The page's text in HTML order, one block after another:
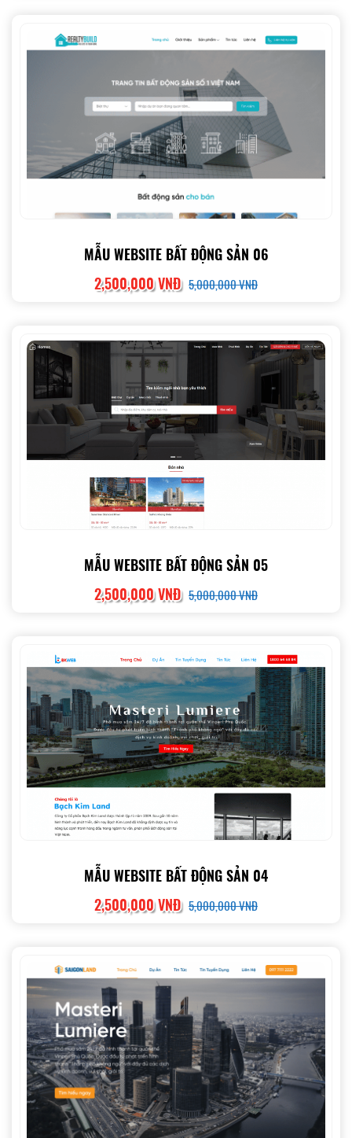
MẪU WEBSITE BẤT ĐỘNG SẢN 06
2,500,000 VNĐ 5,000,000 VNĐ
MẪU WEBSITE BẤT ĐỘNG SẢN 05
2,500,000 VNĐ 5,000,000 VNĐ
MẪU WEBSITE BẤT ĐỘNG SẢN 04
2,500,000 VNĐ 5,000,000 VNĐ